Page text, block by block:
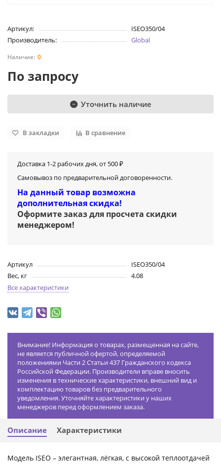
Артикул:
ISEO350/04
Производитель:
Global
0
По запросу
Уточнить наличие
В закладки В сравнение
Доставка 1-2 рабочих дня, от 500 ₽
Самовывоз по предварительной договоренности.
На данный товар возможна
дополнительная скидка!
Оформите заказ для просчета скидки
менеджером!
Артикул
ISEO350/04
Вес, кг
4.08
Все характеристики
Внимание! Информация о товарах, размещенная на сайте,
не является публичной офертой, определяемой
положениями Части 2 Статьи 437 Гражданского кодекса
Российской Федерации. Производители вправе вносить
изменения в технические характеристики, внешний вид и
комплектацию товаров без предварительного
уведомления. Уточняйте характеристики у наших
менеджеров перед оформлением заказа.
Описание Характеристики
Модель ISEO – элегантная, лёгкая, с высокой теплоотдачей